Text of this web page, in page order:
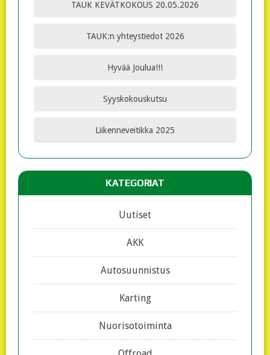
TAUK KEVÄTKOKOUS 20.05.2026
TAUK:n yhteystiedot 2026
Hyvää Joulua!!!
Syyskokouskutsu
Liikenneveitikka 2025
KATEGORIAT
Uutiset
AKK
Autosuunnistus
Karting
Nuorisotoiminta